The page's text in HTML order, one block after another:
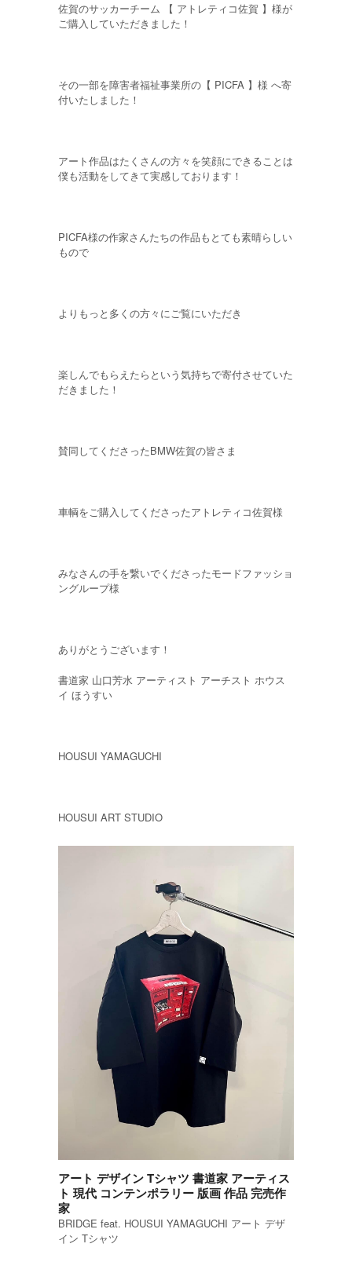
佐賀のサッカーチーム 【 アトレティコ佐賀 】様が
ご購入していただきました！
その一部を障害者福祉事業所の【 PICFA 】様 へ寄
付いたしました！
アート作品はたくさんの方々を笑顔にできることは
僕も活動をしてきて実感しております！
PICFA様の作家さんたちの作品もとても素晴らしい
もので
よりもっと多くの方々にご覧にいただき
楽しんでもらえたらという気持ちで寄付させていた
だきました！
賛同してくださったBMW佐賀の皆さま
車輌をご購入してくださったアトレティコ佐賀様
みなさんの手を繋いでくださったモードファッショ
ングループ様
ありがとうございます！
書道家 山口芳水 アーティスト アーチスト ホウス
イ ほうすい
HOUSUI YAMAGUCHI
HOUSUI ART STUDIO
アート デザイン Tシャツ 書道家 アーティス
ト 現代 コンテンポラリー 版画 作品 完売作
家
BRIDGE feat. HOUSUI YAMAGUCHI アート デザ
イン Tシャツ